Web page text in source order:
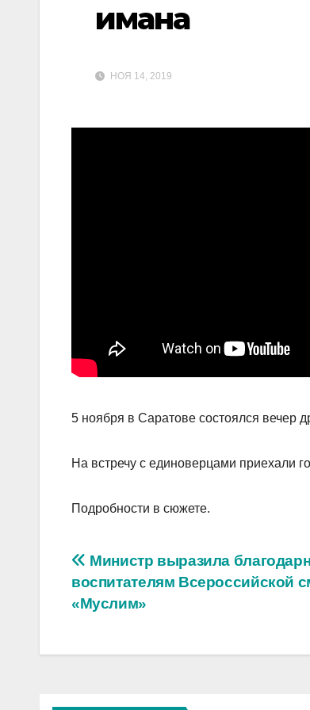
имана
НОЯ 14, 2019
5 ноября в Саратове состоялся вечер
На встречу с единоверцами приехали
Подробности в сюжете.
Навигация
по
Министр выразила
воспитателям Всероссийской
«Муслим»